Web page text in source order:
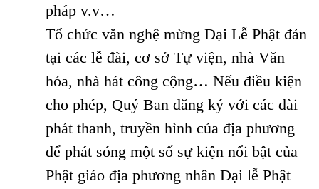
pháp v.v…
Tổ chức văn nghệ mừng Đại Lễ Phật đản
tại các lễ đài, cơ sở Tự viện, nhà Văn
hóa, nhà hát công cộng… Nếu điều kiện
cho phép, Quý Ban đăng ký với các đài
phát thanh, truyền hình của địa phương
để phát sóng một số sự kiện nổi bật của
Phật giáo địa phương nhân Đại lễ Phật